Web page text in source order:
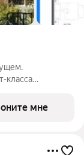
класса
мне